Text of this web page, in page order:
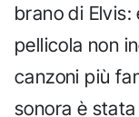
brano di
pellicola non
canzoni più
sonora è